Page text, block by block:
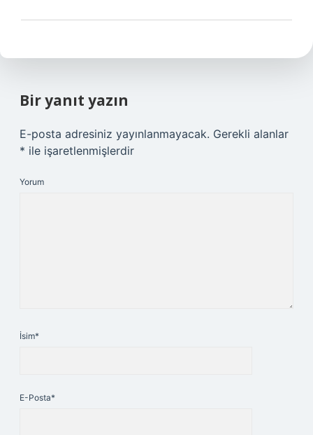
Bir yanıt yazın
E-posta adresiniz yayınlanmayacak. Gerekli alanlar
* ile işaretlenmişlerdir
Yorum
İsim*
E-Posta*